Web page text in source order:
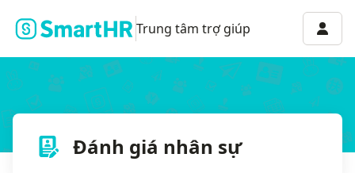
Trung tâm trợ giúp
Đánh giá nhân sự